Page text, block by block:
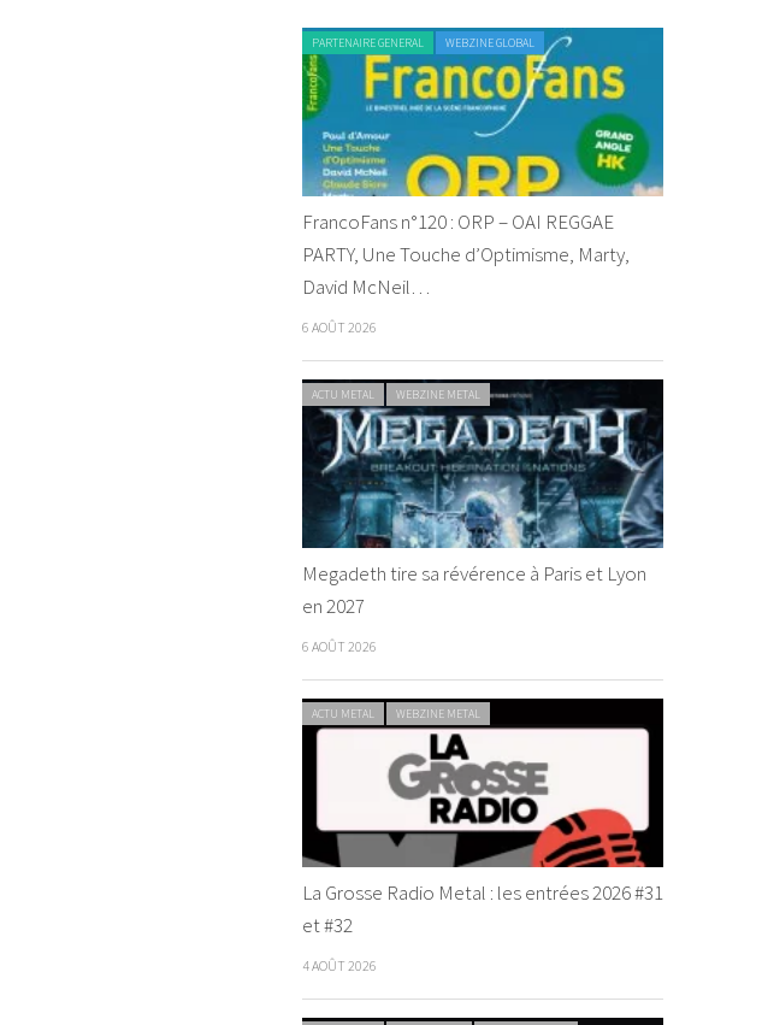
PARTENAIRE GENERAL WEBZINE GLOBAL
FrancoFans n°120 : ORP – OAI REGGAE
PARTY, Une Touche d’Optimisme, Marty,
David McNeil…
6 AOÛT 2026
ACTU METAL WEBZINE METAL
Megadeth tire sa révérence à Paris et Lyon
en 2027
6 AOÛT 2026
ACTU METAL WEBZINE METAL
La Grosse Radio Metal : les entrées 2026 #31
et #32
4 AOÛT 2026